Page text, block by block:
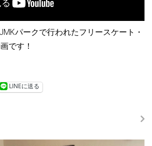
パークで行われたフリースケート・
です！
LINEに送る